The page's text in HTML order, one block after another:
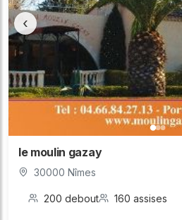
‹
le moulin gazay
30000 Nîmes
200 debout 160 assises